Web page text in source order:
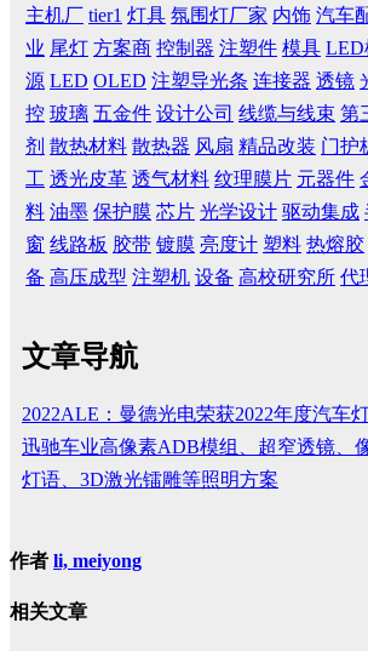
主机厂 tier1 灯具 氛围灯厂家 内饰 汽车
业 尾灯 方案商 控制器 注塑件 模具 LED
源 LED OLED 注塑导光条 连接器 透镜
控 玻璃 五金件 设计公司 线缆与线束 第
剂 散热材料 散热器 风扇 精品改装 门护
工 透光皮革 透气材料 纹理膜片 元器件
料 油墨 保护膜 芯片 光学设计 驱动集成
窗 线路板 胶带 镀膜 亮度计 塑料 热熔胶
备 高压成型 注塑机 设备 高校研究所 代
文章导航
2022ALE：曼德光电荣获2022年度汽车
迅驰车业高像素ADB模组、超窄透镜、
灯语、3D激光镭雕等照明方案
作者 li, meiyong
相关文章